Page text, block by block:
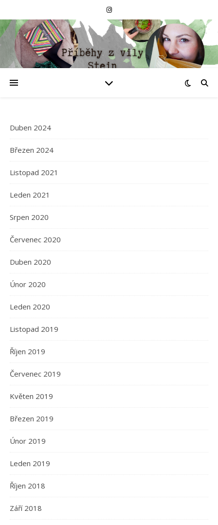
Duben 2024
Březen 2024
Listopad 2021
Leden 2021
Srpen 2020
Červenec 2020
Duben 2020
Únor 2020
Leden 2020
Listopad 2019
Říjen 2019
Červenec 2019
Květen 2019
Březen 2019
Únor 2019
Leden 2019
Říjen 2018
Září 2018